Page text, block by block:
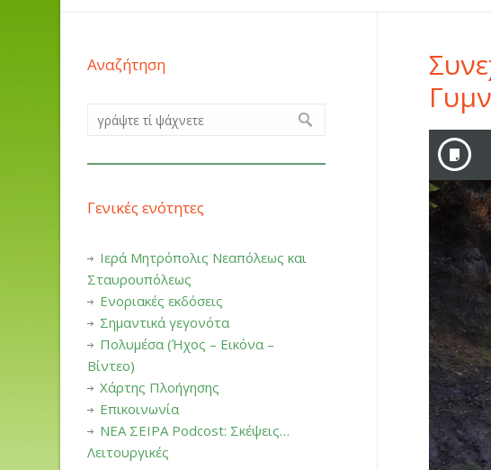
Αναζήτηση
Γενικές ενότητες
Ιερά Μητρόπολις Νεαπόλεως και
Σταυρουπόλεως
Ενοριακές εκδόσεις
Σημαντικά γεγονότα
Πολυμέσα (Ήχος – Εικόνα –
Βίντεο)
Χάρτης Πλοήγησης
Επικοινωνία
ΝΕΑ ΣΕΙΡΑ Podcost: Σκέψεις…
Λειτουργικές